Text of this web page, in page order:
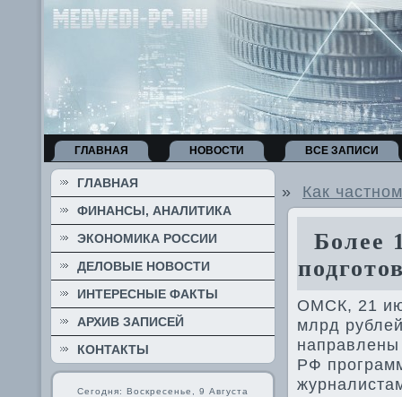
ГЛАВНАЯ НОВОСТИ ВСЕ ЗАПИСИ
ГЛАВНАЯ
ФИНАНСЫ, АНАЛИТИКА
ЭКОНОМИКА РОССИИ
ДЕЛОВЫЕ НОВОСТИ
ИНТЕРЕСНЫЕ ФАКТЫ
АРХИВ ЗАПИСЕЙ
КОНТАКТЫ
Сегодня: Воскресенье, 9 Августа
» Как
Более
ОМСК, 21
млрд
РФ